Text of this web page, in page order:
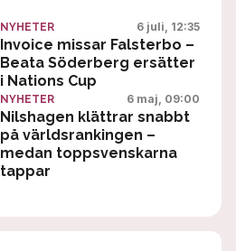
NYHETER 6 juli, 12:35
Invoice missar Falsterbo –
Beata Söderberg ersätter
i Nations Cup
NYHETER 6 maj, 09:00
Nilshagen klättrar snabbt
på världsrankingen –
medan toppsvenskarna
tappar